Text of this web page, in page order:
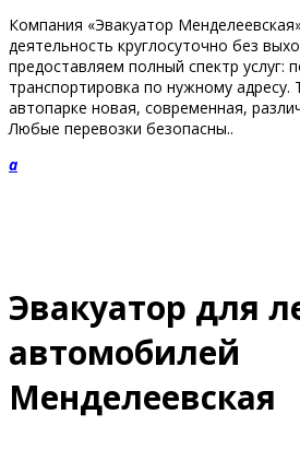
Компания «Эвакуатор
деятельность круглосуточно без
предоставляем полный спектр услуг:
транспортировка по нужному адресу.
автопарке новая, современная,
Любые перевозки безопасны..
a
Эвакуатор для
автомобилей
Менделеевская